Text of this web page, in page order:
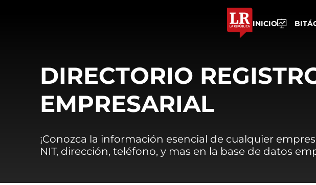
INICIO
DIRECTORIO
EMPRESARIAL
¡Conozca la información esencial de cualquier
NIT, dirección, teléfono, y mas en la base de datos